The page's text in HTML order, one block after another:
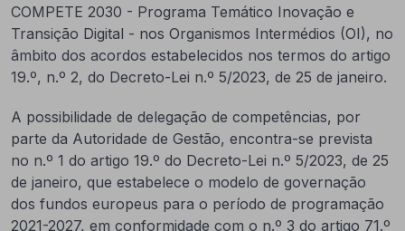
COMPETE 2030 - Programa Temático Inovação e
Transição Digital - nos Organismos Intermédios (OI), no
âmbito dos acordos estabelecidos nos termos do artigo
19.º, n.º 2, do Decreto-Lei n.º 5/2023, de 25 de janeiro.
A possibilidade de delegação de competências, por
parte da Autoridade de Gestão, encontra-se prevista
no n.º 1 do artigo 19.º do Decreto-Lei n.º 5/2023, de 25
de janeiro, que estabelece o modelo de governação
dos fundos europeus para o período de programação
2021-2027, em conformidade com o n.º 3 do artigo 71.º